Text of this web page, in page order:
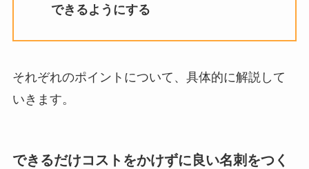
できるようにする
それぞれのポイントについて、具体的に解説して
いきます。
できるだけコストをかけずに良い名刺をつく